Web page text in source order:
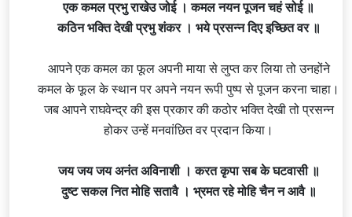
एक कमल प्रभु राखेउ जोई । कमल नयन पूजन चहं सोई ॥
कठिन भक्ति देखी प्रभु शंकर । भये प्रसन्न दिए इच्छित वर ॥
आपने एक कमल का फूल अपनी माया से लुप्त कर लिया तो उनहोंने
कमल के फूल के स्थान पर अपने नयन रूपी पुष्प से पूजन करना चाहा।
जब आपने राघवेन्द्र की इस प्रकार की कठोर भक्ति देखी तो प्रसन्न
होकर उन्हें मनवांछित वर प्रदान किया।
जय जय जय अनंत अविनाशी । करत कृपा सब के घटवासी ॥
दुष्ट सकल नित मोहि सतावै । भ्रमत रहे मोहि चैन न आवै ॥